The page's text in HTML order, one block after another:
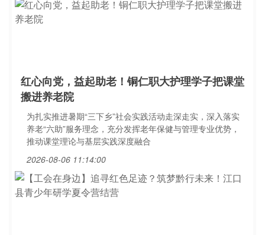
红心向党，益起助老！铜仁职大护理学子把课堂
搬进养老院
为扎实推进暑期“三下乡”社会实践活动走深走实，深入落实
养老“六助”服务理念，充分发挥老年保健与管理专业优势，
推动课堂理论与基层实践深度融合
2026-08-06 11:14:00